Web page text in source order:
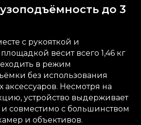
до 3
с рукояткой и
весит всего 1,46 кг
в режим
без использования
аксессуаров. Несмотря на
устройство выдерживает
и совместимо с большинством
и объективов.